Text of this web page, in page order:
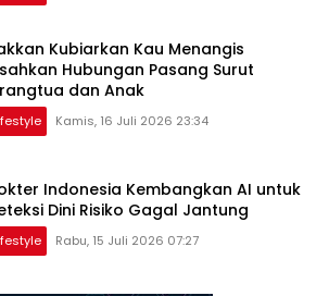
Kubiarkan Kau Menangis
Hubungan Pasang Surut
dan Anak
Kamis, 16 Juli 2026 23:34
Indonesia Kembangkan AI untuk
Dini Risiko Gagal Jantung
Rabu, 15 Juli 2026 07:27